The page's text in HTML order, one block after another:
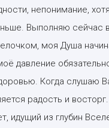
непонимание,
Выполняю сейчас
моя Душа
давление
Когда слушаю
радость и
идущий из глубин